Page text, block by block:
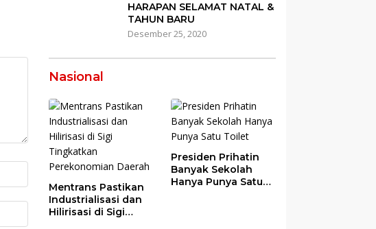
HARAPAN SELAMAT NATAL &
TAHUN BARU
Desember 25, 2020
Nasional
Mentrans Pastikan
Industrialisasi dan
Hilirisasi di Sigi
Presiden Prihatin
Banyak Sekolah
Hanya Punya Satu